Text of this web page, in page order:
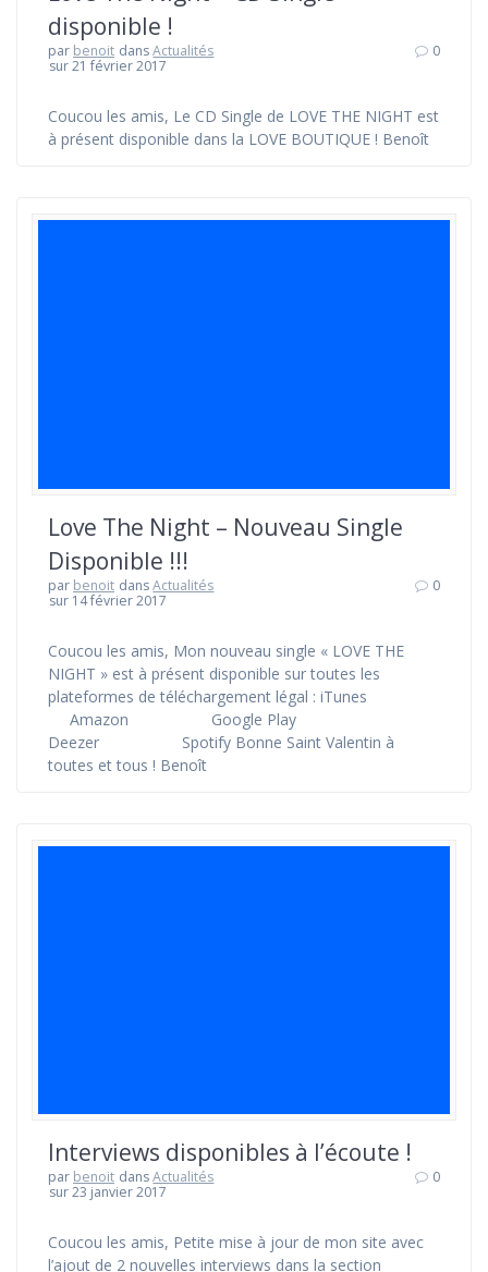
disponible !
par benoit dansActualités
sur 21 février 2017
0
Coucou les amis, Le CD Single de LOVE THE NIGHT est
à présent disponible dans la LOVE BOUTIQUE ! Benoît
Love The Night – Nouveau Single
Disponible !!!
par benoit dansActualités
sur 14 février 2017
0
Coucou les amis, Mon nouveau single « LOVE THE
NIGHT » est à présent disponible sur toutes les
plateformes de téléchargement légal : iTunes
Amazon Google Play
Deezer Spotify Bonne Saint Valentin à
toutes et tous ! Benoît
Interviews disponibles à l’écoute !
par benoit dansActualités
sur 23 janvier 2017
0
Coucou les amis, Petite mise à jour de mon site avec
l’ajout de 2 nouvelles interviews dans la section